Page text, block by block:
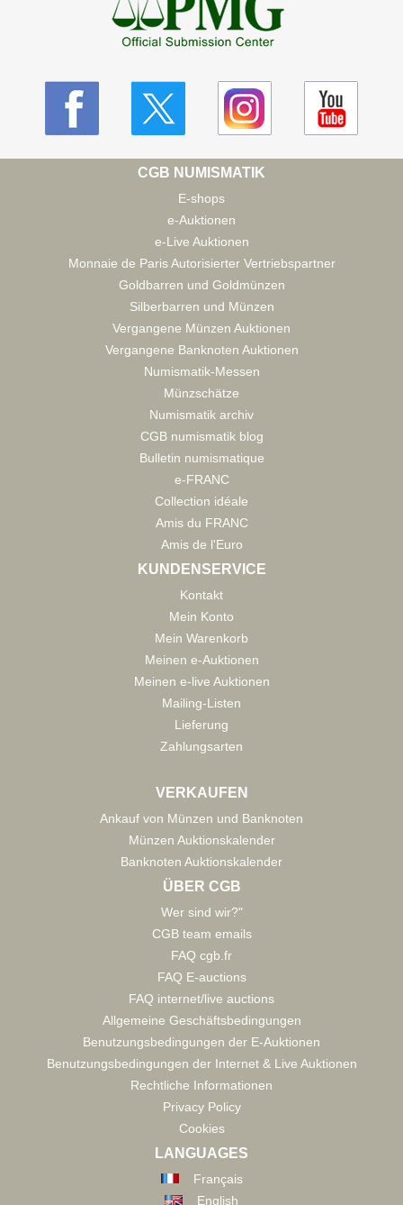
CGB NUMISMATIK
E-shops
e-Auktionen
e-Live Auktionen
Monnaie de Paris Autorisierter Vertriebspartner
Goldbarren und Goldmünzen
Silberbarren und Münzen
Vergangene Münzen Auktionen
Vergangene Banknoten Auktionen
Numismatik-Messen
Münzschätze
Numismatik archiv
CGB numismatik blog
Bulletin numismatique
e-FRANC
Collection idéale
Amis du FRANC
Amis de l'Euro
KUNDENSERVICE
Kontakt
Mein Konto
Mein Warenkorb
Meinen e-Auktionen
Meinen e-live Auktionen
Mailing-Listen
Lieferung
Zahlungsarten
VERKAUFEN
Ankauf von Münzen und Banknoten
Münzen Auktionskalender
Banknoten Auktionskalender
ÜBER CGB
Wer sind wir?"
CGB team emails
FAQ cgb.fr
FAQ E-auctions
FAQ internet/live auctions
Allgemeine Geschäftsbedingungen
Benutzungsbedingungen der E-Auktionen
Benutzungsbedingungen der Internet & Live Auktionen
Rechtliche Informationen
Privacy Policy
Cookies
LANGUAGES
Français
English